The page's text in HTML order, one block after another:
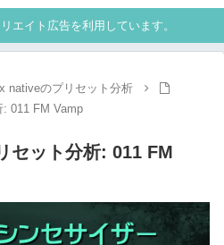
エイト広告を利用しています。
nativeのプリセット分析
011 FM Vamp
セット分析: 011 FM